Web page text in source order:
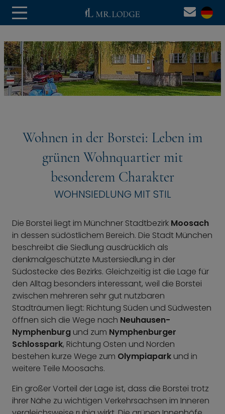
Wohnen in der Borstei: Leben im
grünen Wohnquartier mit
besonderem Charakter
WOHNSIEDLUNG MIT STIL
Die Borstei liegt im Münchner Stadtbezirk Moosach
in dessen südöstlichem Bereich. Die Stadt München
beschreibt die Siedlung ausdrücklich als
denkmalgeschützte Mustersiedlung in der
Südostecke des Bezirks. Gleichzeitig ist die Lage für
den Alltag besonders interessant, weil die Borstei
zwischen mehreren sehr gut nutzbaren
Stadträumen liegt: Richtung Süden und Südwesten
öffnen sich die Wege nach Neuhausen-
Nymphenburg und zum Nymphenburger
Schlosspark, Richtung Osten und Norden
bestehen kurze Wege zum Olympiapark und in
weitere Teile Moosachs.
Ein großer Vorteil der Lage ist, dass die Borstei trotz
ihrer Nähe zu wichtigen Verkehrsachsen im Inneren